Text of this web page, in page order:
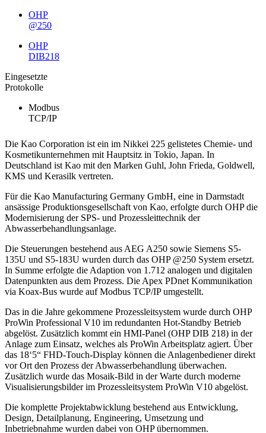
OHP
@250
OHP
DIB218
Eingesetzte
Protokolle
Modbus
TCP/IP
Die Kao Corporation ist ein im Nikkei 225 gelistetes Chemie- und
Kosmetikunternehmen mit Hauptsitz in Tokio, Japan. In
Deutschland ist Kao mit den Marken Guhl, John Frieda, Goldwell,
KMS und Kerasilk vertreten.
Für die Kao Manufacturing Germany GmbH, eine in Darmstadt
ansässige Produktionsgesellschaft von Kao, erfolgte durch OHP die
Modernisierung der SPS- und Prozessleittechnik der
Abwasserbehandlungsanlage.
Die Steuerungen bestehend aus AEG A250 sowie Siemens S5-
135U und S5-183U wurden durch das OHP @250 System ersetzt.
In Summe erfolgte die Adaption von 1.712 analogen und digitalen
Datenpunkten aus dem Prozess. Die Apex PDnet Kommunikation
via Koax-Bus wurde auf Modbus TCP/IP umgestellt.
Das in die Jahre gekommene Prozessleitsystem wurde durch OHP
ProWin Professional V10 im redundanten Hot-Standby Betrieb
abgelöst. Zusätzlich kommt ein HMI-Panel (OHP DIB 218) in der
Anlage zum Einsatz, welches als ProWin Arbeitsplatz agiert. Über
das 18‘5“ FHD-Touch-Display können die Anlagenbediener direkt
vor Ort den Prozess der Abwasserbehandlung überwachen.
Zusätzlich wurde das Mosaik-Bild in der Warte durch moderne
Visualisierungsbilder im Prozessleitsystem ProWin V10 abgelöst.
Die komplette Projektabwicklung bestehend aus Entwicklung,
Design, Detailplanung, Engineering, Umsetzung und
Inbetriebnahme wurden dabei von OHP übernommen.